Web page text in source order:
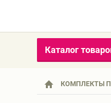
КОМПЛЕКТЫ
Каталог